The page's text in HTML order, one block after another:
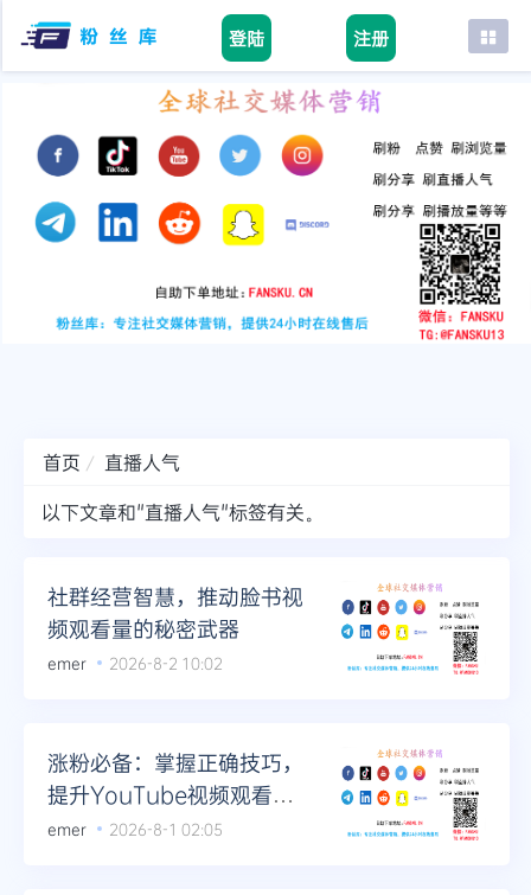
登陆 注册
首页
tiktok
youtube
instagram
首页
直播人气
以下文章和"直播人气"标签有关。
社群经营智慧，推动脸书视
频观看量的秘密武器
emer 2026-8-2 10:02
涨粉必备：掌握正确技巧，
提升YouTube视频观看时
长
emer 2026-8-1 02:05